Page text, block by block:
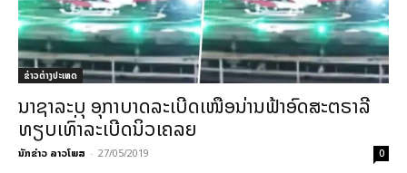
ຂ່າວຕ່າງປະເທດ
ນາຊາລະບຸ ອຸກາບາດລະເບີດເໜືອນ່ານຟ້າອົດສະຕຣາລີ
ທຽບເທົ່າລະເບີດນິວເຄລຍ
ນັກຂ່າວ ລາວໂພສ - 27/05/2019 0